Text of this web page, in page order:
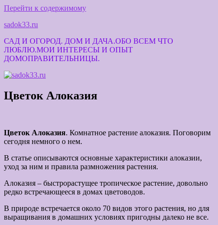
Перейти к содержимому
sadok33.ru
САД И ОГОРОД. ДОМ И ДАЧА.ОБО ВСЕМ ЧТО
ЛЮБЛЮ.МОИ ИНТЕРЕСЫ И ОПЫТ
ДОМОПРАВИТЕЛЬНИЦЫ.
Цветок Алоказия
Цветок Алоказия. Комнатное растение алоказия. Поговорим
сегодня немного о нем.
В статье описываются основные характеристики алоказии,
уход за ним и правила размножения растения.
Алоказия – быстрорастущее тропическое растение, довольно
редко встречающееся в домах цветоводов.
В природе встречается около 70 видов этого растения, но для
выращивания в домашних условиях пригодны далеко не все.